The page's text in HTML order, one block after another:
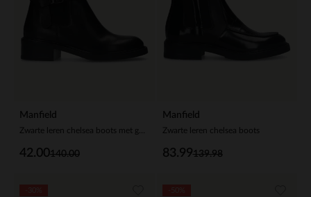
Manfield
140.00
42.00
Manfield
Zwarte leren chelsea boots
139.98
83.99